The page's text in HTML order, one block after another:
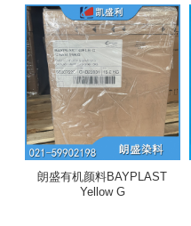
朗盛有机颜料BAYPLAST
Yellow G